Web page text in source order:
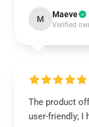
M Maeve
Verified
The product
user-friendly; I